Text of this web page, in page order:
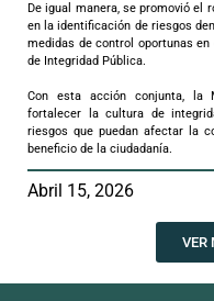
De igual manera, se promovió el
en la identificación de riesgos
medidas de control oportunas
de Integridad Pública.
Con esta acción conjunta, la
fortalecer la cultura de
riesgos que puedan afectar la
beneficio de la ciudadanía.
Abril 15, 2026
VER